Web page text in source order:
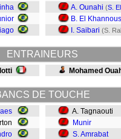
A. Ounahi (S.
B. El
I. Saibari (S.
ENTRAINEURS
Mohamed
DE TOUCHE
A. Tagnaouti
Munir
S. Amrabat